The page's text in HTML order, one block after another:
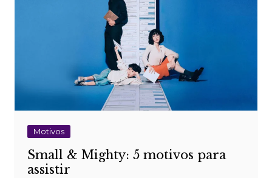
Motivos
Small & Mighty: 5 motivos para
assistir